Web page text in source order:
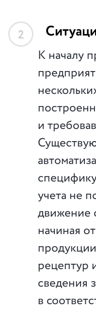
2
К началу
и
учета не
движение
начиная
рецептур
сведения
в